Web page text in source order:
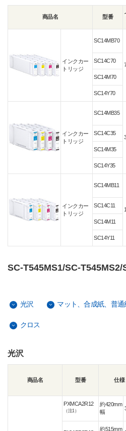
商品名 型番
インクカー
トリッジ
SC14MB70
SC14C70
SC14M70
SC14Y70
インクカー
トリッジ
SC14MB35
SC14C35
SC14M35
SC14Y35
インクカー
トリッジ
SC14MB11
SC14C11
SC14M11
SC14Y11
SC-T545MS1/SC-
光沢 マット、合成紙、普通
クロス
光沢
商品名 型番 仕様
PXMCA2R12
（注1）
約420mm
幅
約515mm